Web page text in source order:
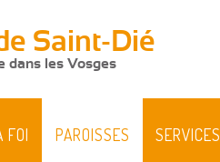
Saint-Dié
dans les Vosges
FOI PAROISSES SERVICES